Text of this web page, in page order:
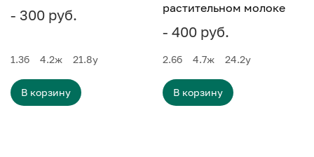
- 300 руб.
1.3б 4.2ж 21.8у
В корзину
растительном молоке
- 400 руб.
2.6б 4.7ж 24.2у
В корзину